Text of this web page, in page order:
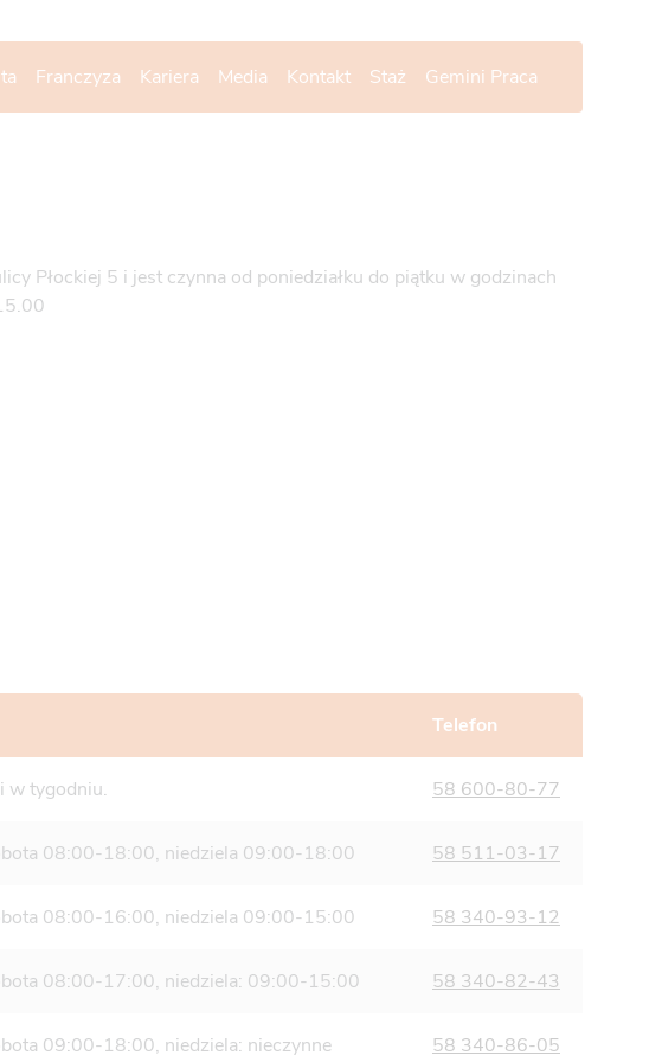
Franczyza Kariera Media Kontakt Staż Gemini Praca
Płockiej 5 i jest czynna od poniedziałku do piątku w godzinach
Telefon
w tygodniu. 58 600-80-77
08:00-18:00, niedziela 09:00-18:00 58 511-03-17
08:00-16:00, niedziela 09:00-15:00 58 340-93-12
08:00-17:00, niedziela: 09:00-15:00 58 340-82-43
09:00-18:00, niedziela: nieczynne 58 340-86-05